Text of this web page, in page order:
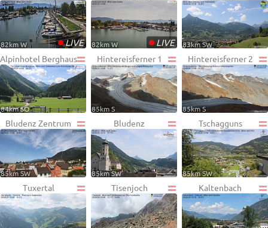
•LIVE
82km W •LIVE
82km W 83km SW
Alpinhotel Berghaus
84km SO
Hintereisferner 1
85km S
Hintereisferner 2
85km S
Bludenz Zentrum
85km SW
Bludenz
85km SW
Tschagguns
85km SW
Tuxertal Tisenjoch Kaltenbach